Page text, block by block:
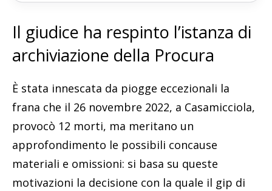
Il giudice ha respinto l’istanza di
archiviazione della Procura
È stata innescata da piogge eccezionali la
frana che il 26 novembre 2022, a Casamicciola,
provocò 12 morti, ma meritano un
approfondimento le possibili concause
materiali e omissioni: si basa su queste
motivazioni la decisione con la quale il gip di